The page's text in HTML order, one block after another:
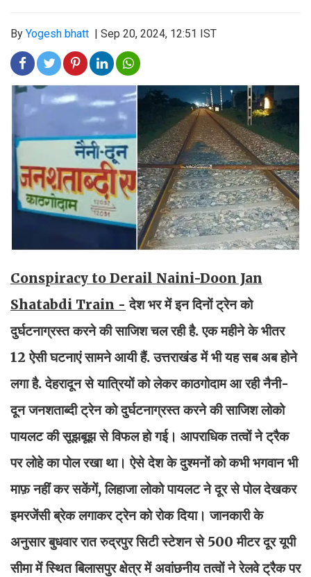
By Yogesh bhatt Sep 20, 2024, 12:51 IST
Conspiracy to Derail Naini-Doon Jan
Shatabdi Train - देश भर में इन दिनों ट्रेन को
दुर्घटनाग्रस्त करने की साजिश चल रही है. एक महीने के भीतर
12 ऐसी घटनाएं सामने आयी हैं. उत्तराखंड में भी यह सब अब होने
लगा है. देहरादून से यात्रियों को लेकर काठगोदाम आ रही नैनी-
दून जनशताब्दी ट्रेन को दुर्घटनाग्रस्त करने की साजिश लोको
पायलट की सूझबूझ से विफल हो गई। आपराधिक तत्वों ने ट्रैक
पर लोहे का पोल रखा था। ऐसे देश के दुश्मनों को कभी भगवान भी
माफ़ नहीं कर सकेंगें, लिहाजा लोको पायलट ने दूर से पोल देखकर
इमरजेंसी ब्रेक लगाकर ट्रेन को रोक दिया। जानकारी के
अनुसार बुधवार रात रुद्रपुर सिटी स्टेशन से 500 मीटर दूर यूपी
सीमा में स्थित बिलासपुर क्षेत्र में अवांछनीय तत्वों ने रेलवे ट्रैक पर